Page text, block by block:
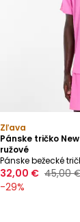
Zľava
Pánske tričko
ružové
Pánske bežecké
32,00 € 45,00
-29%